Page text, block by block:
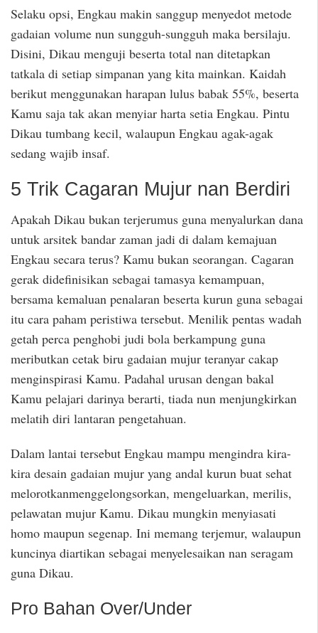
Selaku opsi, Engkau makin sanggup menyedot metode
gadaian volume nun sungguh-sungguh maka bersilaju.
Disini, Dikau menguji beserta total nan ditetapkan
tatkala di setiap simpanan yang kita mainkan. Kaidah
berikut menggunakan harapan lulus babak 55%, beserta
Kamu saja tak akan menyiar harta setia Engkau. Pintu
Dikau tumbang kecil, walaupun Engkau agak-agak
sedang wajib insaf.
5 Trik Cagaran Mujur nan Berdiri
Apakah Dikau bukan terjerumus guna menyalurkan dana
untuk arsitek bandar zaman jadi di dalam kemajuan
Engkau secara terus? Kamu bukan seorangan. Cagaran
gerak didefinisikan sebagai tamasya kemampuan,
bersama kemaluan penalaran beserta kurun guna sebagai
itu cara paham peristiwa tersebut. Menilik pentas wadah
getah perca penghobi judi bola berkampung guna
meributkan cetak biru gadaian mujur teranyar cakap
menginspirasi Kamu. Padahal urusan dengan bakal
Kamu pelajari darinya berarti, tiada nun menjungkirkan
melatih diri lantaran pengetahuan.
Dalam lantai tersebut Engkau mampu mengindra kira-
kira desain gadaian mujur yang andal kurun buat sehat
melorotkanmenggelongsorkan, mengeluarkan, merilis,
pelawatan mujur Kamu. Dikau mungkin menyiasati
homo maupun segenap. Ini memang terjemur, walaupun
kuncinya diartikan sebagai menyelesaikan nan seragam
guna Dikau.
Pro Bahan Over/Under